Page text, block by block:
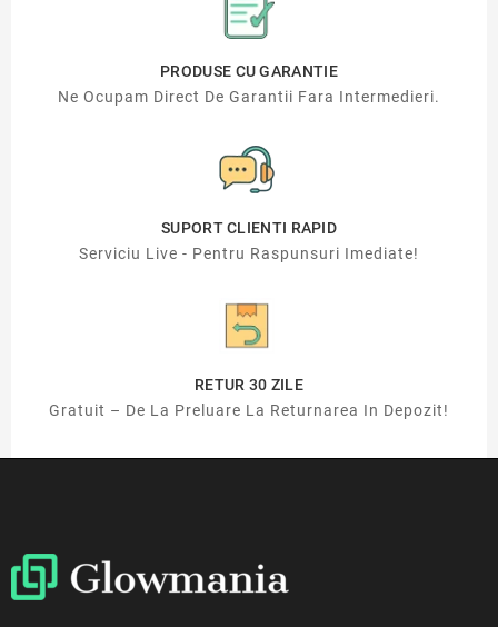
PRODUSE CU GARANTIE
Ne Ocupam Direct De Garantii Fara Intermedieri.
SUPORT CLIENTI RAPID
Serviciu Live - Pentru Raspunsuri Imediate!
RETUR 30 ZILE
Gratuit – De La Preluare La Returnarea In Depozit!